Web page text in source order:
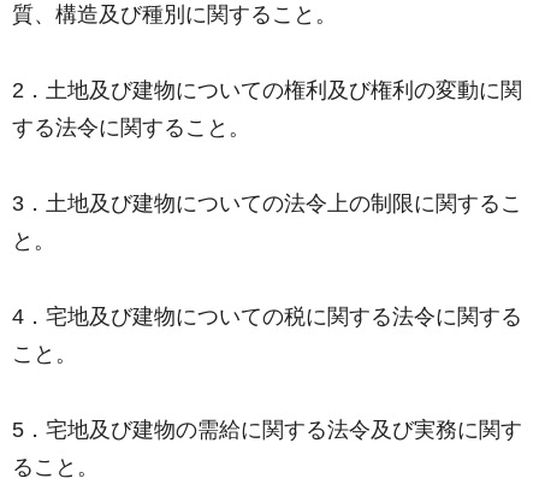
質、構造及び種別に関すること。
2．土地及び建物についての権利及び権利の変動に関
する法令に関すること。
3．土地及び建物についての法令上の制限に関するこ
と。
4．宅地及び建物についての税に関する法令に関する
こと。
5．宅地及び建物の需給に関する法令及び実務に関す
ること。